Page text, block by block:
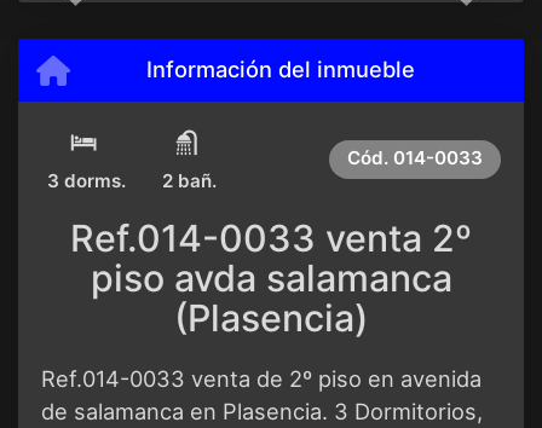
Información del inmueble
3 dorms. 2 bañ.
Cód. 014-0033
Ref.014-0033 venta 2º
piso avda salamanca
(Plasencia)
Ref.014-0033 venta de 2º piso en avenida
de salamanca en Plasencia. 3 Dormitorios,